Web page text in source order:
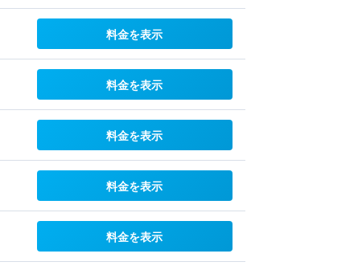
料金を表示
料金を表示
料金を表示
料金を表示
料金を表示